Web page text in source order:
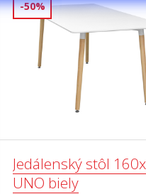
-50%
Jedálenský stôl
UNO biely